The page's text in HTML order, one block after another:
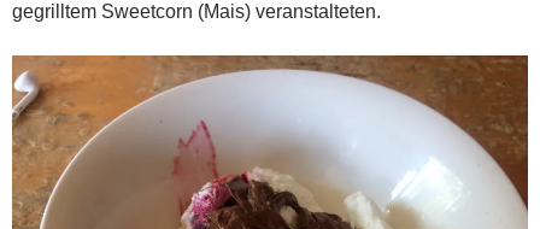
gegrilltem Sweetcorn (Mais) veranstalteten.